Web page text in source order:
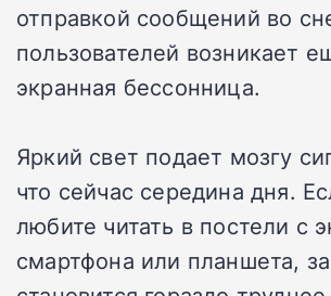
отправкой сообщений во
пользователей возникает
экранная бессонница.
Яркий свет подает мозгу
что сейчас середина дня.
любите читать в постели с
смартфона или планшета,